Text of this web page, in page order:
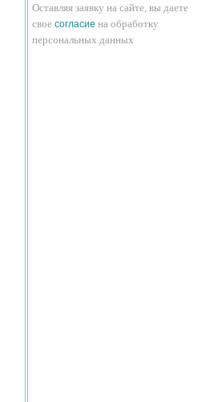
Оставляя заявку на сайте, вы даете
свое согласие на обработку
персональных данных